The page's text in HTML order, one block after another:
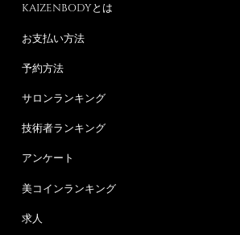
KAIZENBODYとは
お支払い方法
予約方法
サロンランキング
技術者ランキング
アンケート
美コインランキング
求人